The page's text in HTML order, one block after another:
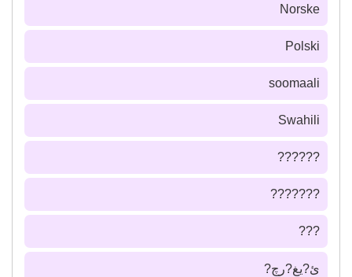
Norske
Polski
soomaali
Swahili
??????
???????
???
ئ?يغ?رچ?